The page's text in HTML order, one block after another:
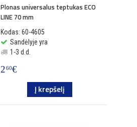
Plonas universalus teptukas ECO
LINE 70 mm
Kodas: 60-4605
Sandėlyje yra
1-3 d.d.
260€
Į krepšelį